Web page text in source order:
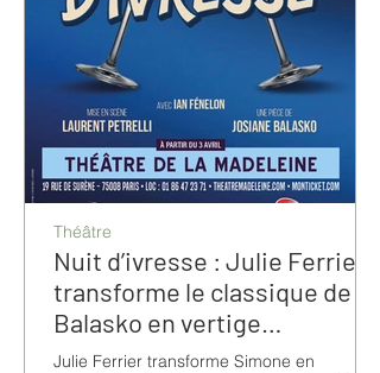
Nuit d’ivresse : Julie Ferrier
transforme le classique de
Balasko en vertige
bouleversant
Julie Ferrier transforme Simone en
Théâtre